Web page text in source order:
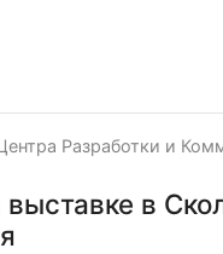
Разработки и
в